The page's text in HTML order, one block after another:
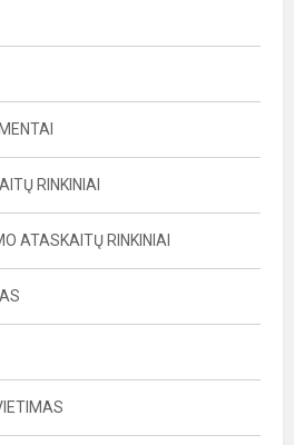
RINKINIAI
ATASKAITŲ RINKINIAI